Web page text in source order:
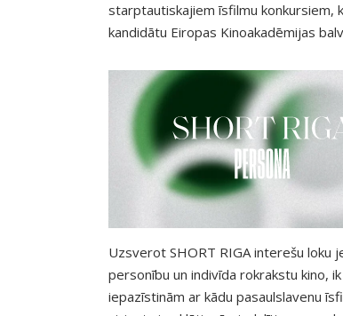
starptautiskajiem īsfilmu konkursiem,
kandidātu Eiropas Kinoakadēmijas
meklē darbus citu festivālu
mākslas skolās, kā arī uzrunā
veidotājus. Cik filmu, tik viedokļu. Cik
stāstu. Izraudzītajām filmām ir kopīgs
garums, kas nepārsniedz 30 minūtes,
tām caurstrāvo kāda personība.
garantēti būs iemesls pastrīdēties,
pat apraudāties, turklāt bieži kopā ar
veidotājiem!
Uzsverot SHORT RIGA interešu loku
personību un indivīda rokrakstu kino,
iepazīstinām ar kādu pasaulslavenu